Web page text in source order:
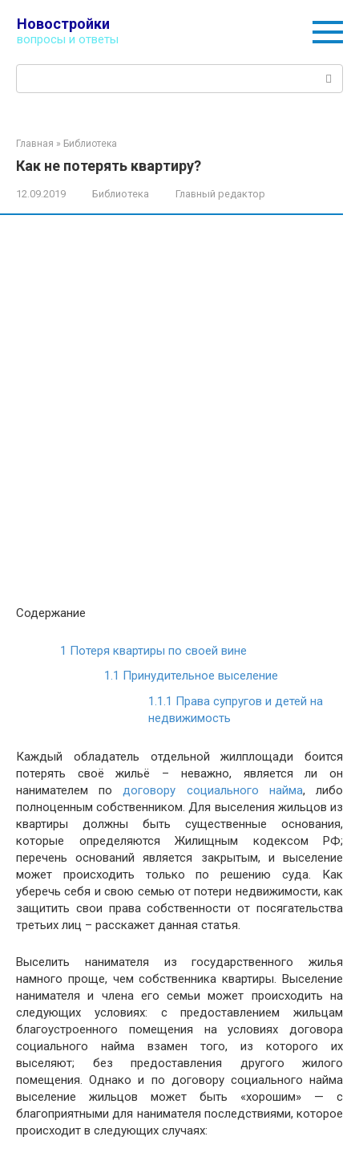
контенту
Новостройки
вопросы и ответы
Главная » Библиотека
Как не потерять квартиру?
12.09.2019 Библиотека Главный редактор
Содержание
1 Потеря квартиры по своей вине
1.1 Принудительное выселение
1.1.1 Права супругов и детей на
недвижимость
Каждый обладатель отдельной жилплощади боится
потерять своё жильё – неважно, является ли он
нанимателем по договору социального найма, либо
полноценным собственником. Для выселения жильцов из
квартиры должны быть существенные основания,
которые определяются Жилищным кодексом РФ;
перечень оснований является закрытым, и выселение
может происходить только по решению суда. Как
уберечь себя и свою семью от потери недвижимости, как
защитить свои права собственности от посягательства
третьих лиц – расскажет данная статья.
Выселить нанимателя из государственного жилья
намного проще, чем собственника квартиры. Выселение
нанимателя и члена его семьи может происходить на
следующих условиях: с предоставлением жильцам
благоустроенного помещения на условиях договора
социального найма взамен того, из которого их
выселяют; без предоставления другого жилого
помещения. Однако и по договору социального найма
выселение жильцов может быть «хорошим» — с
благоприятными для нанимателя последствиями, которое
происходит в следующих случаях: